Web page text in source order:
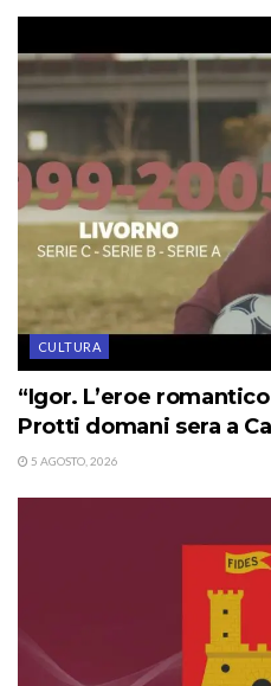
CULTURA
“Igor. L’eroe
Protti domani sera a
5 AGOSTO, 2026